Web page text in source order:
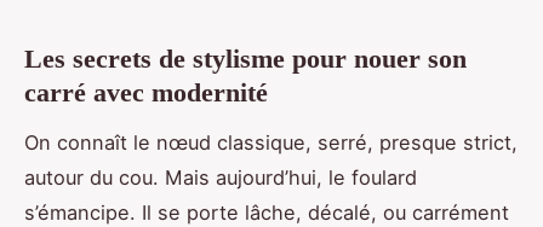
Les secrets de stylisme pour nouer son
carré avec modernité
On connaît le nœud classique, serré, presque strict,
autour du cou. Mais aujourd’hui, le foulard
s’émancipe. Il se porte lâche, décalé, ou carrément